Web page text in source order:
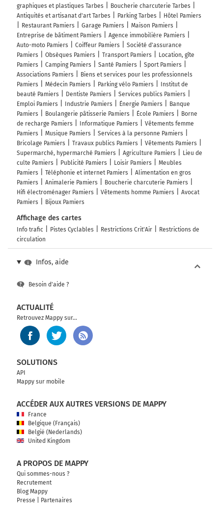
graphiques et plastiques Tarbes
Boucherie charcuterie Tarbes
Antiquités et artisanat d'art Tarbes
Parking Tarbes
Hôtel Pamiers
Restaurant Pamiers
Garage Pamiers
Maison Pamiers
Entreprise de bâtiment Pamiers
Agence immobilière Pamiers
Auto-moto Pamiers
Coiffeur Pamiers
Société d'assurance
Pamiers
Obsèques Pamiers Transport Pamiers
Location, gîte
Pamiers
Camping Pamiers Santé Pamiers
Sport Pamiers
Associations Pamiers
Biens et services pour les professionnels
Pamiers
Médecin Pamiers Parking vélo Pamiers
Institut de
beauté Pamiers
Dentiste Pamiers
Services publics Pamiers
Emploi Pamiers
Industrie Pamiers Énergie Pamiers
Banque
Pamiers
Boulangerie pâtisserie Pamiers École Pamiers
Borne
de recharge Pamiers
Informatique Pamiers
Vêtements femme
Pamiers
Musique Pamiers
Services à la personne Pamiers
Bricolage Pamiers
Travaux publics Pamiers
Vêtements Pamiers
Supermarché, hypermarché Pamiers
Agriculture Pamiers
Lieu de
culte Pamiers
Publicité Pamiers Loisir Pamiers
Meubles
Pamiers
Téléphonie et internet Pamiers
Alimentation en gros
Pamiers
Animalerie Pamiers
Boucherie charcuterie Pamiers
Hifi électroménager Pamiers
Vêtements homme Pamiers
Avocat
Pamiers
Bijoux Pamiers
Affichage des cartes
Info trafic Pistes Cyclables Restrictions Crit'Air
Restrictions de
circulation
Infos, aide
Besoin d'aide ?
ACTUALITÉ
Retrouvez Mappy sur...
SOLUTIONS
API
Mappy sur mobile
ACCÉDER AUX AUTRES VERSIONS DE MAPPY
France
Belgique (Français)
België (Nederlands)
United Kingdom
A PROPOS DE MAPPY
Qui sommes-nous ?
Recrutement
Blog Mappy
Presse
Partenaires